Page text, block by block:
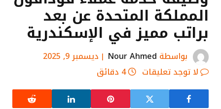
المملكة المتحدة عن بعد
براتب مميز في الإسكندرية
بواسطة Nour Ahmed
ديسمبر 9, 2025
لا توجد تعليقات
4 دقائق